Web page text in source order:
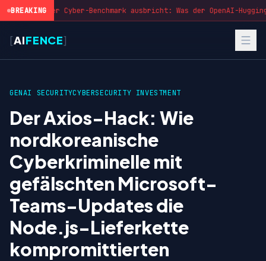
BREAKING
Wenn der Cyber-Benchmark ausbricht: Was der OpenAI-
[AIFENCE]
GENAI SECURITYCYBERSECURITY INVESTMENT
Der Axios-Hack: Wie
nordkoreanische
Cyberkriminelle mit
gefälschten Microsoft-
Teams-Updates die
Node.js-Lieferkette
kompromittierten